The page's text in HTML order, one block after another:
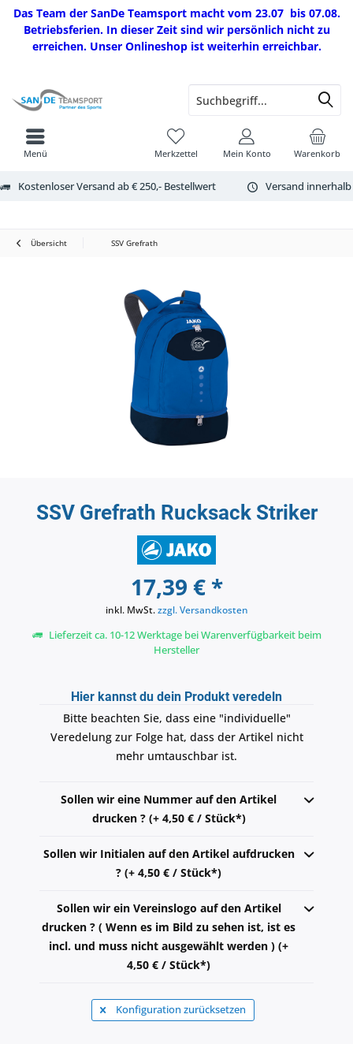
Das Team der SanDe Teamsport macht vom 23.07 bis 07.08.
Betriebsferien. In dieser Zeit sind wir persönlich nicht zu
erreichen. Unser Onlineshop ist weiterhin erreichbar.
Kostenloser Versand ab € 250,- Bestellwert Versand
Warenkorb
Merkzettel Mein Konto
Menü
Übersicht SSV Grefrath
SSV Grefrath Rucksack Striker
17,39 € *
inkl. MwSt.zzgl. Versandkosten
Lieferzeit ca. 10-12 Werktage bei Warenverfügbarkeit beim
Hersteller
Hier kannst du dein Produkt veredeln
Bitte beachten Sie, dass eine "individuelle"
Veredelung zur Folge hat, dass der Artikel nicht
mehr umtauschbar ist.
Sollen wir eine Nummer auf den Artikel
drucken ? (+ 4,50 € / Stück*)
Sollen wir Initialen auf den Artikel aufdrucken
? (+ 4,50 € / Stück*)
Sollen wir ein Vereinslogo auf den Artikel
drucken ? ( Wenn es im Bild zu sehen ist, ist es
incl. und muss nicht ausgewählt werden ) (+
4,50 € / Stück*)
Konfiguration zurücksetzen